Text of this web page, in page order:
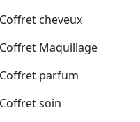
Coffret cheveux
Coffret Maquillage
Coffret parfum
Coffret soin